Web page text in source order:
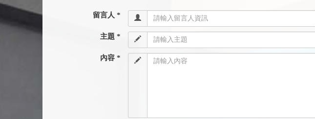
留言人 *
主題 *
內容 *